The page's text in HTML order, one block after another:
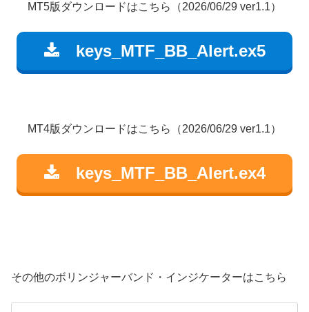
MT5版ダウンロードはこちら（2026/06/29 ver1.1）
keys_MTF_BB_Alert.ex5
MT4版ダウンロードはこちら（2026/06/29 ver1.1）
keys_MTF_BB_Alert.ex4
その他のボリンジャーバンド・インジケーターはこちら